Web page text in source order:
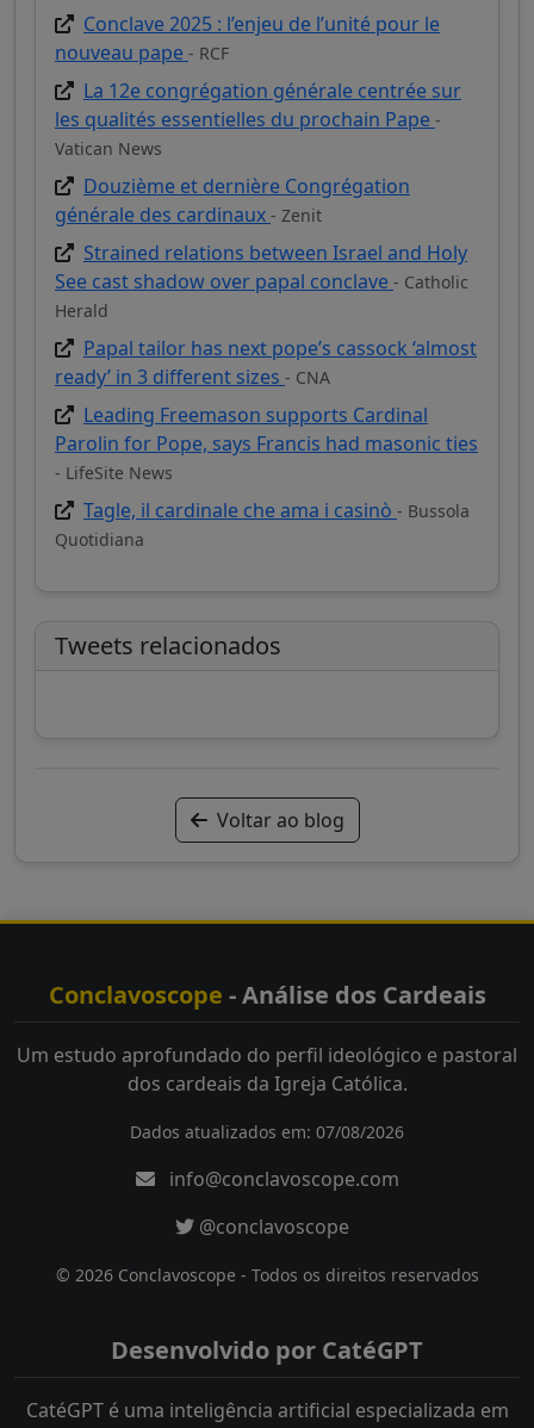
Conclave 2025 : l’enjeu de l’unité pour le
nouveau pape - RCF
La 12e congrégation générale centrée sur
les qualités essentielles du prochain Pape -
Vatican News
Douzième et dernière Congrégation
générale des cardinaux - Zenit
Strained relations between Israel and Holy
See cast shadow over papal conclave - Catholic
Herald
Papal tailor has next pope’s cassock ‘almost
ready’ in 3 different sizes - CNA
Leading Freemason supports Cardinal
Parolin for Pope, says Francis had masonic ties
- LifeSite News
Tagle, il cardinale che ama i casinò - Bussola
Quotidiana
Tweets relacionados
Voltar ao blog
Conclavoscope - Análise dos Cardeais
Um estudo aprofundado do perfil ideológico e pastoral
dos cardeais da Igreja Católica.
Dados atualizados em: 07/08/2026
info@conclavoscope.com
@conclavoscope
© 2026 Conclavoscope - Todos os direitos reservados
Desenvolvido por CatéGPT
CatéGPT é uma inteligência artificial especializada em